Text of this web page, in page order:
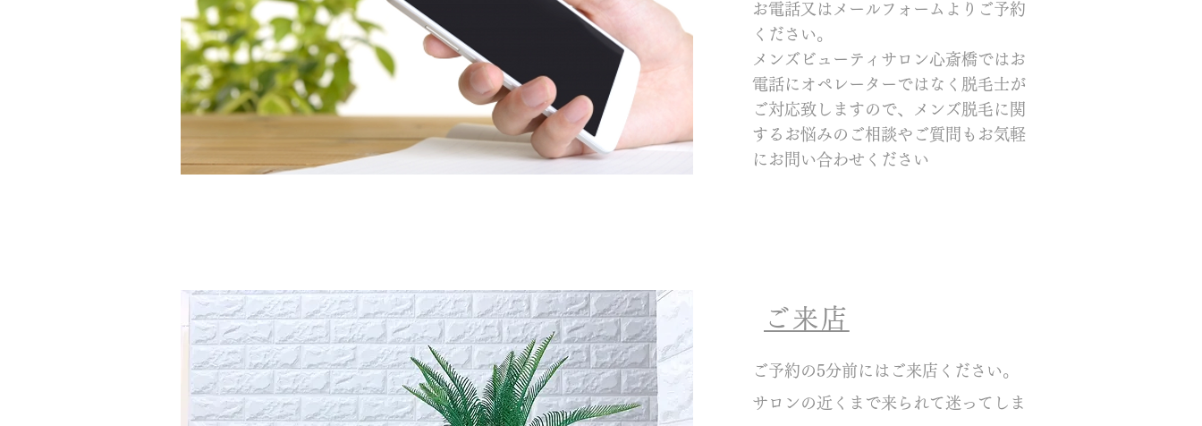
お電話又はメールフォームよりご予約
ください。
メンズビューティサロン心斎橋ではお
電話にオペレーターではなく脱毛士が
ご対応致しますので、メンズ脱毛に関
するお悩みのご相談やご質問もお気軽
にお問い合わせください
ご来店
ご予約の5分前にはご来店ください。
サロンの近くまで来られて迷ってしま